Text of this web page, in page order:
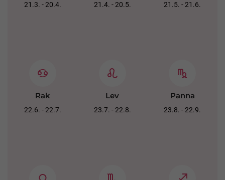
21.3. - 20.4. 21.4. - 20.5. 21.5. - 21.6.
Rak
22.6. - 22.7.
Lev
23.7. - 22.8.
Panna
23.8. - 22.9.